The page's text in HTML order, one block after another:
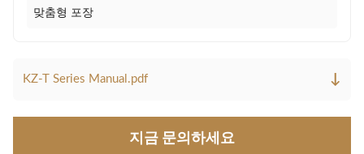
맞춤형 포장
KZ-T Series Manual.pdf ↓
지금 문의하세요